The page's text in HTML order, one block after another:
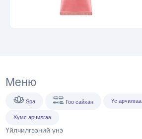
Меню
Spa Гоо сайхан Үс арчилгаа
Хумс арчилгаа
Үйлчилгээний үнэ